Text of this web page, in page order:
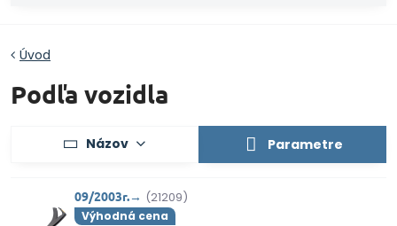
Úvod
Podľa vozidla
Názov Parametre
09/2003r.→ (21209)
Výhodná cena